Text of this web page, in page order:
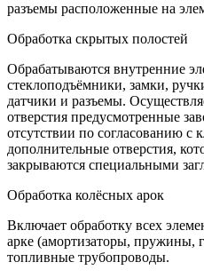
разъемы расположенные на
Обработка скрытых полостей
Обрабатываются внутренние
стеклоподъёмники, замки,
датчики и разъемы.
отверстия предусмотренные
отсутствии по согласованию с
дополнительные отверстия,
закрываются специальными
Обработка колёсных арок
Включает обработку всех
арке (амортизаторы, пружины,
топливные трубопроводы.